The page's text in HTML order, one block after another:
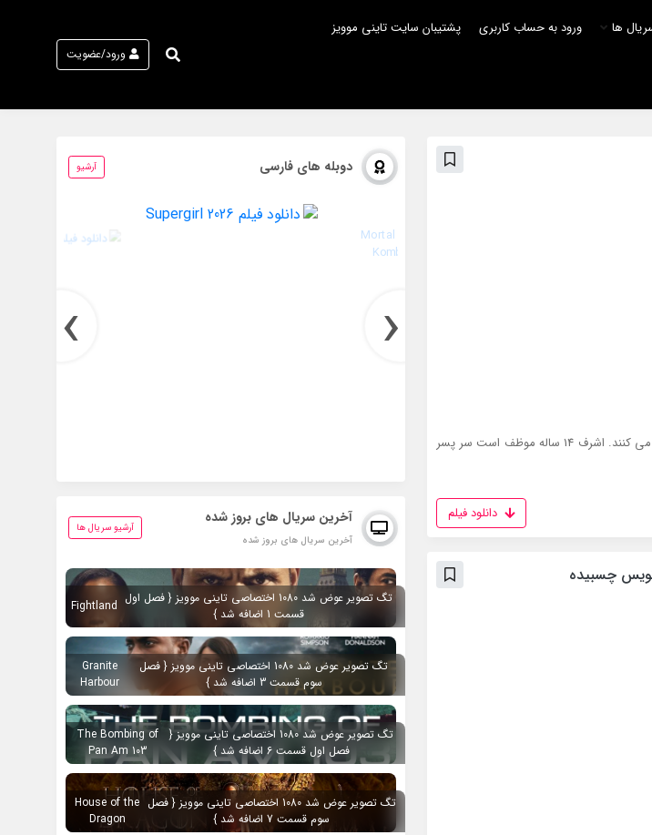
ها ورود به حساب کاربری پشتیبان سایت تاینی موویز
ورود/عضویت
گروهی از مردان به دو چوپان جوان حمله می کنند. اشرف 14 ساله موظف است سر پسر
دانلود فیلم
دوبله های فارسی آرشیو
‹
›
آخرین سریال های بروز شده
آخرین سریال های بروز شده
آرشیو سریال ها
تگ تصویر عوض شد 1080 اختصاصی تاینی موویز { فصل اول
قسمت 1 اضافه شد }
Fightland
تگ تصویر عوض شد 1080 اختصاصی تاینی موویز { فصل
سوم قسمت 3 اضافه شد }
Granite
Harbour
تگ تصویر عوض شد 1080 اختصاصی تاینی موویز {
فصل اول قسمت 6 اضافه شد }
The Bombing of
Pan Am 103
تگ تصویر عوض شد 1080 اختصاصی تاینی موویز { فصل
سوم قسمت 7 اضافه شد }
House of the
Dragon